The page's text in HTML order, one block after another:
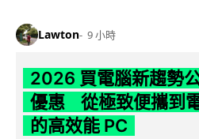
Lawton 9 小時
2026 買電腦新趨勢
優惠 從極致便攜到
的高效能 PC